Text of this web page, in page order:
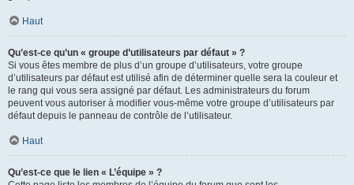
Haut
Qu’est-ce qu’un « groupe d’utilisateurs par défaut » ?
Si vous êtes membre de plus d’un groupe d’utilisateurs, votre groupe
d’utilisateurs par défaut est utilisé afin de déterminer quelle sera la couleur et
le rang qui vous sera assigné par défaut. Les administrateurs du forum
peuvent vous autoriser à modifier vous-même votre groupe d’utilisateurs par
défaut depuis le panneau de contrôle de l’utilisateur.
Haut
Qu’est-ce que le lien « L’équipe » ?